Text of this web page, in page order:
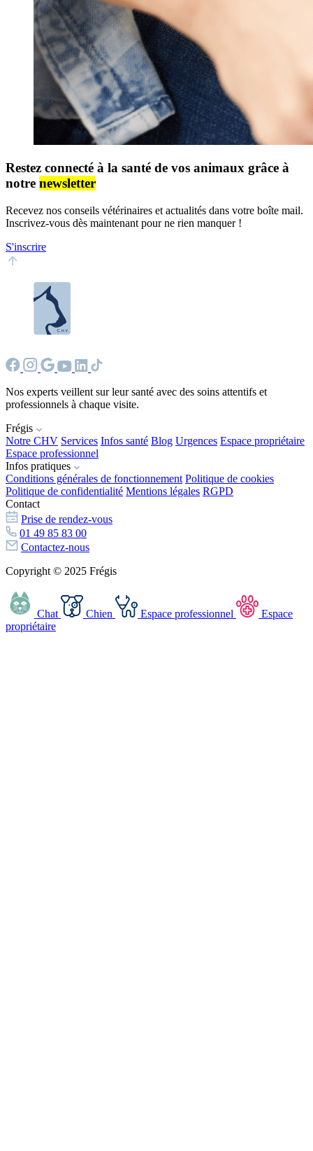
Restez connecté à la santé de vos animaux grâce à
notre newsletter
Recevez nos conseils vétérinaires et actualités dans votre boîte mail.
Inscrivez-vous dès maintenant pour ne rien manquer !
S'inscrire
Nos experts veillent sur leur santé avec des soins attentifs et
professionnels à chaque visite.
Frégis
Notre CHV Services Infos santé Blog Urgences Espace propriétaire
Espace professionnel
Infos pratiques
Conditions générales de fonctionnement Politique de cookies
Politique de confidentialité Mentions légales RGPD
Contact
Prise de rendez-vous
01 49 85 83 00
Contactez-nous
Copyright © 2025 Frégis
Chat Chien Espace professionnel
Espace
propriétaire